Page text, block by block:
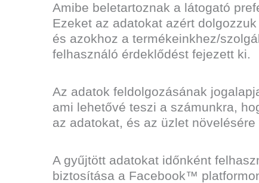
Amibe beletartoznak a látogató
Ezeket az adatokat azért
és azokhoz a termékeinkhez/
felhasználó érdeklődést fejezett ki.
Az adatok feldolgozásának
ami lehetővé teszi a számunkra,
az adatokat, és az üzlet
A gyűjtött adatokat időnként
biztosítása a Facebook™